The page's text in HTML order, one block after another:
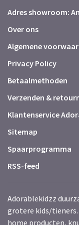
Adres showroom:
Over ons
Algemene
Privacy Policy
Betaalmethoden
Verzenden &
Klantenservice
Sitemap
Spaarprogramma
RSS-feed
Adorablekidzz
grotere kids/tieners.
home producten,